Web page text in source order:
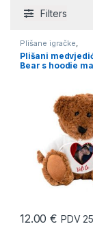
Filters
Plišane igračke,
PERSONALIZIRANI
POKLONI
Plišani
Bear s hoodie
12.00€ PDV